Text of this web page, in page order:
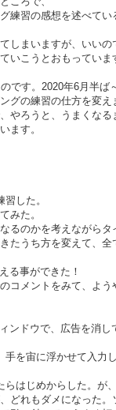
練習の感想を述べてい
しまいますが、いいの
いこうとおもっていま
です。2020年6月半ば
グの練習の仕方を変え
やろうと、うまくなる
ます。
した。
みた。
るのかを考えながらタ
たうち方を変えて、全
る事ができた！
コメントをみて、よう
ンドウで、広告を消し
手を宙に浮かせて入力
らはじめからした。が
どれもダメになった